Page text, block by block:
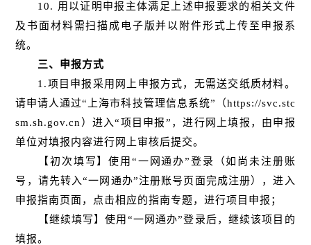
10. 用以证明申报主体满足上述申报要求的相关文件
及书面材料需扫描成电子版并以附件形式上传至申报系
统。
三、申报方式
1.项目申报采用网上申报方式，无需送交纸质材料。
请申请人通过“上海市科技管理信息系统”（https://svc.stc
sm.sh.gov.cn）进入“项目申报”，进行网上填报，由申报
单位对填报内容进行网上审核后提交。
【初次填写】使用“一网通办”登录（如尚未注册账
号，请先转入“一网通办”注册账号页面完成注册），进入
申报指南页面，点击相应的指南专题，进行项目申报；
【继续填写】使用“一网通办”登录后，继续该项目的
填报。